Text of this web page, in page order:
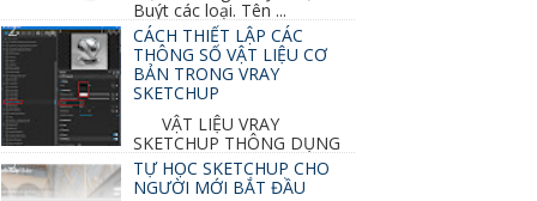
Buýt các loại. Tên ...
CÁCH THIẾT LẬP CÁC
THÔNG SỐ VẬT LIỆU CƠ
BẢN TRONG VRAY
SKETCHUP
VẬT LIỆU VRAY
SKETCHUP THÔNG DỤNG
NHẤT 1. VẬT LIỆU VRAY INOX BÓNG: ●
Diffuse : đen ● Reflection color ...
TỰ HỌC SKETCHUP CHO
NGƯỜI MỚI BẮT ĐẦU